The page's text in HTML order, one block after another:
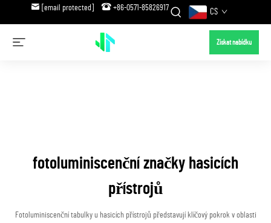
[email protected] +86-0571-85826917 CS
Získat nabídku
fotoluminiscenční značky hasicích
přístrojů
Fotoluminiscenční tabulky u hasicích přístrojů představují klíčový pokrok v oblasti